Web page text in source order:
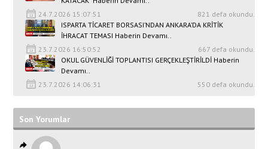
24.7.2026 15:07:51
821 defa okundu.
ISPARTA TİCARET BORSASI’NDAN ANKARA’DA KRİTİK
İHRACAT TEMASI Haberin Devamı..
23.7.2026 16:50:52
667 defa okundu.
OKUL GÜVENLİĞİ TOPLANTISI GERÇEKLEŞTİRİLDİ Haberin
Devamı..
23.7.2026 14:06:31
550 defa okundu.
Son Yorumlar